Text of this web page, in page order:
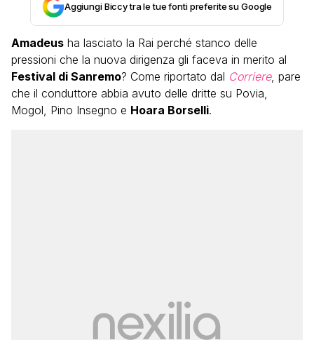
Aggiungi Biccy tra le tue fonti preferite su Google
Amadeus ha lasciato la Rai perché stanco delle
pressioni che la nuova dirigenza gli faceva in merito al
Festival di Sanremo? Come riportato dal Corriere, pare
che il conduttore abbia avuto delle dritte su Povia,
Mogol, Pino Insegno e Hoara Borselli.